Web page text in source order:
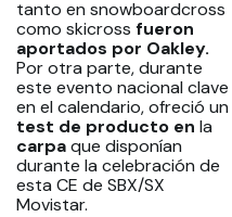
tanto en snowboardcross
como skicross fueron
aportados por Oakley.
Por otra parte, durante
este evento nacional clave
en el calendario, ofreció un
test de producto en la
carpaque disponían
durante la celebración de
esta CE de SBX/SX
Movistar.